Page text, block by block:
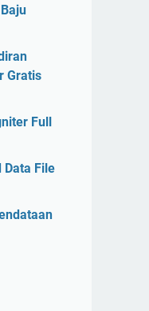
Gratis
Full
Data File